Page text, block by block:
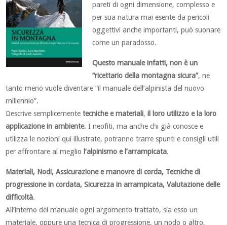
pareti di ogni dimensione, complesso e
per sua natura mai esente da pericoli
oggettivi anche importanti, può suonare
come un paradosso.
Questo manuale infatti, non è un
“ricettario della montagna sicura”, ne
tanto meno vuole diventare “il manuale dell’alpinista del nuovo
millennio”.
Descrive semplicementetecniche e materiali,il loro utilizzo e la loro
applicazione in ambiente. I neofiti, ma anche chi già conosce e
utilizza le nozioni qui illustrate, potranno trarre spunti e consigli utili
per affrontare al meglio l’alpinismo e l’arrampicata.
Materiali, Nodi, Assicurazione e manovre di corda, Tecniche di
progressione in cordata, Sicurezza in arrampicata, Valutazione delle
difficoltà.
All’interno del manuale ogni argomento trattato, sia esso un
materiale, oppure una tecnica di progressione, un nodo o altro,